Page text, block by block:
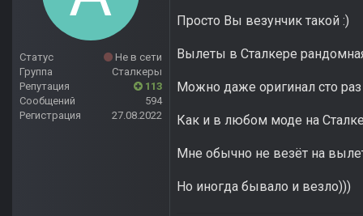
Статус
Не в сети
Группа
Сталкеры
Репутация
113
Сообщений
594
Регистрация
27.08.2022
Просто Вы везунчик такой :)
Вылеты в Сталкере
Можно даже оригинал сто
Как и в любом моде на
Мне обычно не везёт на
Но иногда бывало и везло)))